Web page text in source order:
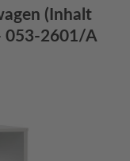
(Inhalt
053-2601/A